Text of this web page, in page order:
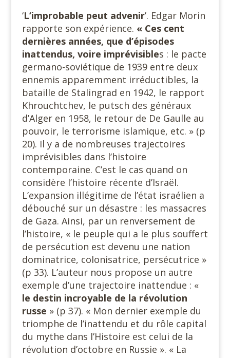
‘L’improbable peut advenir’. Edgar Morin
rapporte son expérience. « Ces cent
dernières années, que d’épisodes
inattendus, voire imprévisibles : le pacte
germano-soviétique de 1939 entre deux
ennemis apparemment irréductibles, la
bataille de Stalingrad en 1942, le rapport
Khrouchtchev, le putsch des généraux
d’Alger en 1958, le retour de De Gaulle au
pouvoir, le terrorisme islamique, etc. » (p
20). Il y a de nombreuses trajectoires
imprévisibles dans l’histoire
contemporaine. C’est le cas quand on
considère l’histoire récente d’Israël.
L’expansion illégitime de l’état israélien a
débouché sur un désastre : les massacres
de Gaza. Ainsi, par un renversement de
l’histoire, « le peuple qui a le plus souffert
de persécution est devenu une nation
dominatrice, colonisatrice, persécutrice »
(p 33). L’auteur nous propose un autre
exemple d’une trajectoire inattendue : «
le destin incroyable de la révolution
russe » (p 37). « Mon dernier exemple du
triomphe de l’inattendu et du rôle capital
du mythe dans l’Histoire est celui de la
révolution d’octobre en Russie ». « La